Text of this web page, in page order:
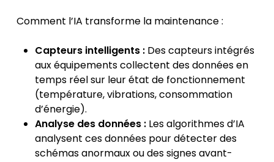
Comment l’IA transforme la maintenance :
Capteurs intelligents :Des capteurs intégrés
aux équipements collectent des données en
temps réel sur leur état de fonctionnement
(température, vibrations, consommation
d’énergie).
Analyse des données :Les algorithmes d’IA
analysent ces données pour détecter des
schémas anormaux ou des signes avant-